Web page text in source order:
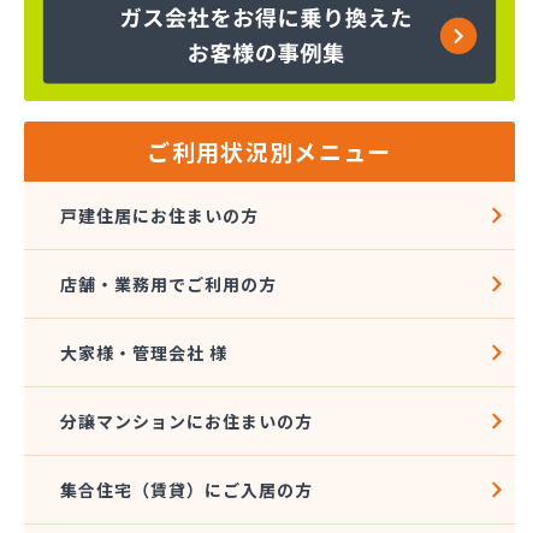
株式会社コープエナジー 足利営業所
株式会社コボリ・ガス
株式会社サイサン 宇都宮営業所
株式会社サイサン 今市営業所
株式会社サイサン 湯西川営業所
株式会社サイサン 物流管理
株式会社スガマタ
株式会社スミスケ
株式会社ミツウロコ 宇都宮オート営業所
株式会社ミツウロコ 宇都宮西部店
株式会社ミツウロコ 栃木支店
株式会社ミツウロコ 那須店
ご利用状況別メニュー
戸建住居にお住まいの方
店舗・業務用でご利用の方
大家様・管理会社 様
分譲マンションにお住まいの方
集合住宅（賃貸）にご入居の方